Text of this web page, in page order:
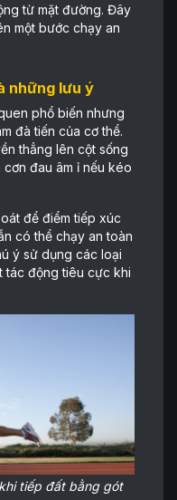
từ mặt đường. Đây
một bước chạy an
những lưu ý
phổ biến nhưng
đà tiến của cơ thể.
thẳng lên cột sống
đau âm ỉ nếu kéo
để điểm tiếp xúc
có thể chạy an toàn
ý sử dụng các loại
tác động tiêu cực khi
tiếp đất bằng gót